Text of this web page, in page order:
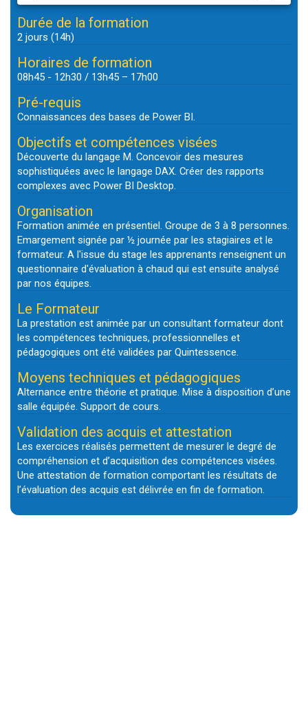
Durée de la formation
2 jours (14h)
Horaires de formation
08h45 - 12h30 / 13h45 – 17h00
Pré-requis
Connaissances des bases de Power BI.
Objectifs et compétences visées
Découverte du langage M. Concevoir des mesures
sophistiquées avec le langage DAX. Créer des rapports
complexes avec Power BI Desktop.
Organisation
Formation animée en présentiel. Groupe de 3 à 8 personnes.
Emargement signée par ½ journée par les stagiaires et le
formateur. A l'issue du stage les apprenants renseignent un
questionnaire d'évaluation à chaud qui est ensuite analysé
par nos équipes.
Le Formateur
La prestation est animée par un consultant formateur dont
les compétences techniques, professionnelles et
pédagogiques ont été validées par Quintessence.
Moyens techniques et pédagogiques
Alternance entre théorie et pratique. Mise à disposition d’une
salle équipée. Support de cours.
Validation des acquis et attestation
Les exercices réalisés permettent de mesurer le degré de
compréhension et d’acquisition des compétences visées.
Une attestation de formation comportant les résultats de
l’évaluation des acquis est délivrée en fin de formation.